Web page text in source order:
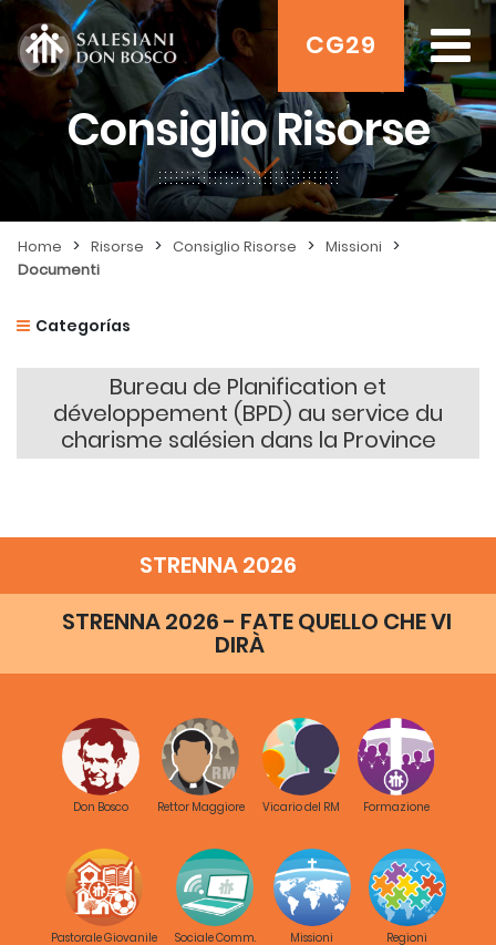
CG29
Consiglio Risorse
Home > Risorse > Consiglio Risorse > Missioni >
Documenti
Categorías
Bureau de Planification et
développement (BPD) au service du
charisme salésien dans la Province
STRENNA 2026
STRENNA 2026 - FATE QUELLO CHE VI
DIRÀ
Don Bosco Rettor Maggiore Vicario del RM Formazione
Pastorale Giovanile Sociale Comm. Missioni Regioni